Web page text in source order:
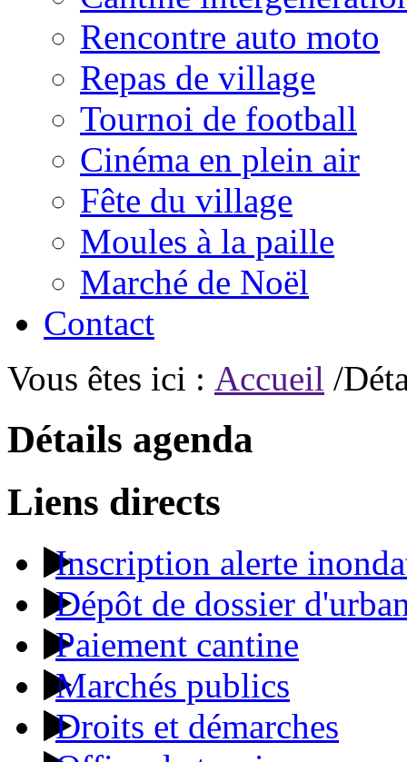
Rencontre auto moto
Repas de village
Tournoi de football
Cinéma en plein air
Fête du village
Moules à la paille
Marché de Noël
Contact
Vous êtes ici : Accueil /
Détails agenda
Liens directs
Inscription alerte
Dépôt de dossier
Paiement cantine
Marchés publics
Droits et démarches